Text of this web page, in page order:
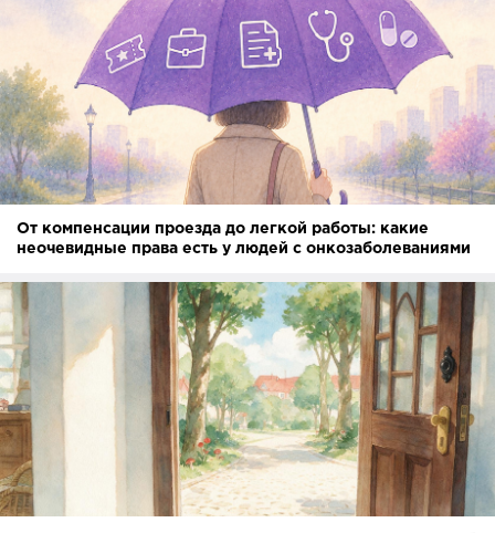
От компенсации проезда до легкой работы: какие
неочевидные права есть у людей с онкозаболеваниями